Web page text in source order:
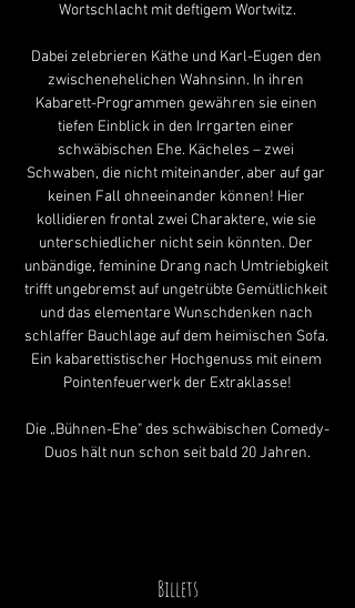
Wortschlacht mit deftigem Wortwitz.
Dabei zelebrieren Käthe und Karl-Eugen den
zwischenehelichen Wahnsinn. In ihren
Kabarett-Programmen gewähren sie einen
tiefen Einblick in den Irrgarten einer
schwäbischen Ehe. Kächeles – zwei
Schwaben, die nicht miteinander, aber auf gar
keinen Fall ohneeinander können! Hier
kollidieren frontal zwei Charaktere, wie sie
unterschiedlicher nicht sein könnten. Der
unbändige, feminine Drang nach Umtriebigkeit
trifft ungebremst auf ungetrübte Gemütlichkeit
und das elementare Wunschdenken nach
schlaffer Bauchlage auf dem heimischen Sofa.
Ein kabarettistischer Hochgenuss mit einem
Pointenfeuerwerk der Extraklasse!
Die „Bühnen-Ehe" des schwäbischen Comedy-
Duos hält nun schon seit bald 20 Jahren.
Billets